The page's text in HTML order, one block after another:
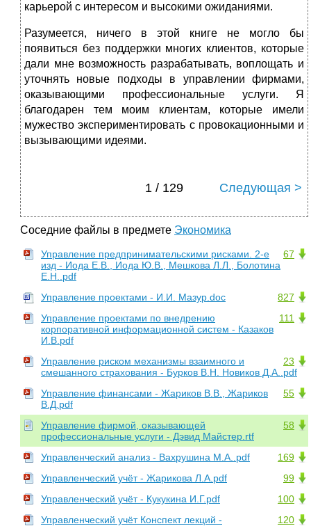
карьерой с интересом и высокими ожиданиями.
Разумеется, ничего в этой книге не могло бы
появиться без поддержки многих клиентов, которые
дали мне возможность разрабатывать, воплощать и
уточнять новые подходы в управлении фирмами,
оказывающими профессиональные услуги. Я
благодарен тем моим клиентам, которые имели
мужество экспериментировать с провокационными и
вызывающими идеями.
1 / 129 Следующая >
Соседние файлы в предмете Экономика
67
Управление предпринимательскими рисками. 2-е
изд - Иода Е.В., Иода Ю.В., Мешкова Л.Л., Болотина
Е.Н..pdf
827
Управление проектами - И.И. Мазур.doc
111
Управление проектами по внедрению
корпоративной информационной систем - Казаков
И.В.pdf
23
Управление риском механизмы взаимного и
смешанного страхования - Бурков В.Н. Новиков Д.А..pdf
55
Управление финансами - Жариков В.В., Жариков
В.Д.pdf
58
Управление фирмой, оказывающей
профессиональные услуги - Дэвид Майстер.rtf
169
Управленческий анализ - Вахрушина М.А..pdf
99
Управленческий учёт - Жарикова Л.А.pdf
100
Управленческий учёт - Кукукина И.Г.pdf
120
Управленческий учёт Конспект лекций -